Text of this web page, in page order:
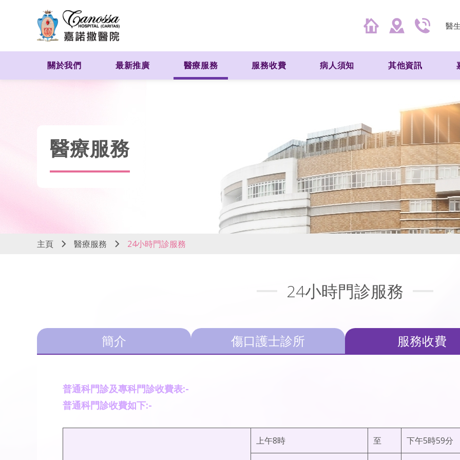
醫
關於我們 最新推廣 醫療服務 服務收費 病人須知 其他資訊
醫療服務
主頁 醫療服務 24小時門診服務
24小時門診服務
簡介 傷口護士診所 服務收費
普通科門診及專科門診收費表:-
普通科門診收費如下:-
上午8時 至 下午5時59分